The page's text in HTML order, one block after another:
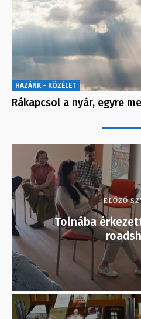
HAZÁNK - KÖZÉLET
Rákapcsol a nyár, egyre
ELŐZŐ
Tolnába